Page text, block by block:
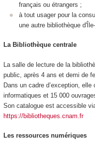
français ou étrangers ;
à tout usager pour la
une autre bibliothèque
La Bibliothèque centrale
La salle de lecture de la
public, après 4 ans et demi de
Dans un cadre d’exception,
informatiques et 15 000
Son catalogue est accessible
https://bibliotheques.cnam.fr
Les ressources numériques